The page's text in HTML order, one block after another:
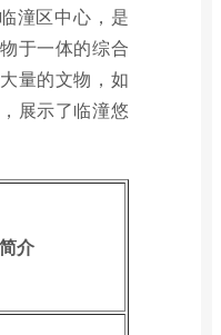
潼区中心，是
于一体的综合
量的文物，如
展示了临潼悠
简介